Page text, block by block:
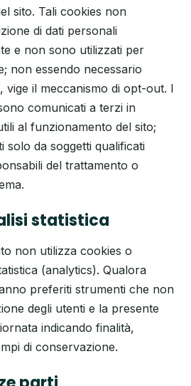
sito. Tali cookies non
di dati personali
e non sono utilizzati per
non essendo necessario
vige il meccanismo di opt-out. I
comunicati a terzi in
al funzionamento del sito;
solo da soggetti qualificati
del trattamento o
statistica
non utilizza cookies o
(analytics). Qualora
preferiti strumenti che non
degli utenti e la presente
indicando finalità,
di conservazione.